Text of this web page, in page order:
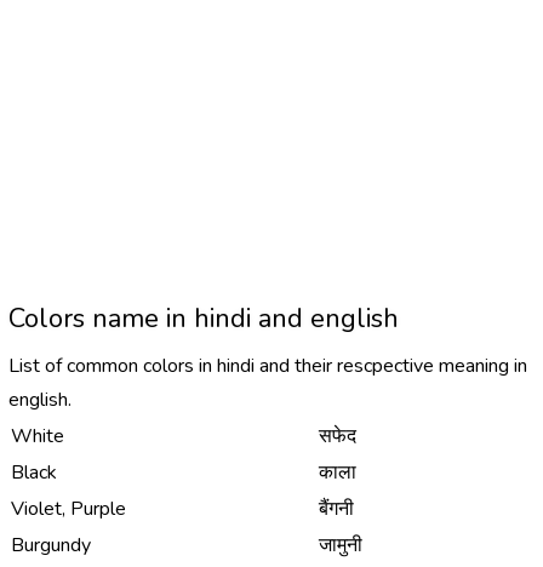
Colors name in hindi and english
List of common colors in hindi and their rescpective meaning in
english.
White
सफेद
Black
काला
Violet, Purple
बैंगनी
Burgundy
जामुनी